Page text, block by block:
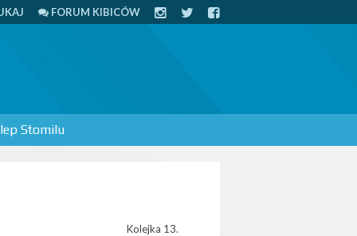
FORUM KIBICÓW
Stomilu
Kolejka 13.